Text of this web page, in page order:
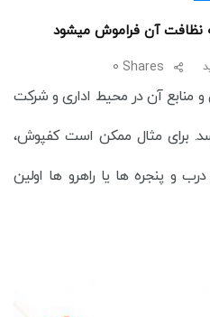
Shares
0
و منابع آن در محیط اداری و شرکت
برای مثال ممکن است کفپوش،
و پنجره ها یا راهرو ها اولین